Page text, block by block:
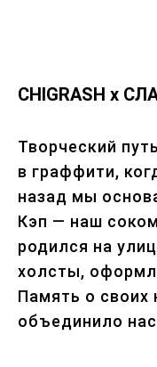
CHIGRASH x
Творческий
в граффити,
назад мы
Кэп — наш
родился на
холсты,
Память о своих
объединило